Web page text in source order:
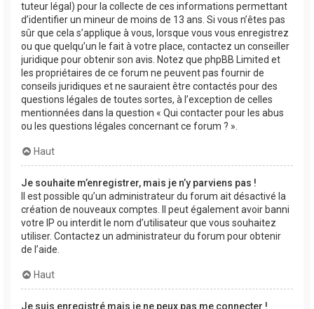
tuteur légal) pour la collecte de ces informations permettant
d’identifier un mineur de moins de 13 ans. Si vous n’êtes pas
sûr que cela s’applique à vous, lorsque vous vous enregistrez
ou que quelqu’un le fait à votre place, contactez un conseiller
juridique pour obtenir son avis. Notez que phpBB Limited et
les propriétaires de ce forum ne peuvent pas fournir de
conseils juridiques et ne sauraient être contactés pour des
questions légales de toutes sortes, à l’exception de celles
mentionnées dans la question « Qui contacter pour les abus
ou les questions légales concernant ce forum ? ».
Haut
Je souhaite m’enregistrer, mais je n’y parviens pas !
Il est possible qu’un administrateur du forum ait désactivé la
création de nouveaux comptes. Il peut également avoir banni
votre IP ou interdit le nom d’utilisateur que vous souhaitez
utiliser. Contactez un administrateur du forum pour obtenir
de l’aide.
Haut
Je suis enregistré mais je ne peux pas me connecter !